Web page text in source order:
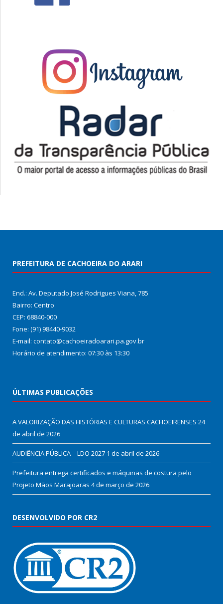
PREFEITURA DE CACHOEIRA DO ARARI
End.: Av. Deputado José Rodrigues Viana, 785
Bairro: Centro
CEP: 68840-000
Fone: (91) 98440-9032
E-mail: contato@cachoeiradoarari.pa.gov.br
Horário de atendimento: 07:30 às 13:30
ÚLTIMAS PUBLICAÇÕES
A VALORIZAÇÃO DAS HISTÓRIAS E CULTURAS CACHOEIRENSES 24
de abril de 2026
AUDIÊNCIA PÚBLICA – LDO 2027 1 de abril de 2026
Prefeitura entrega certificados e máquinas de costura pelo
Projeto Mãos Marajoaras 4 de março de 2026
DESENVOLVIDO POR CR2